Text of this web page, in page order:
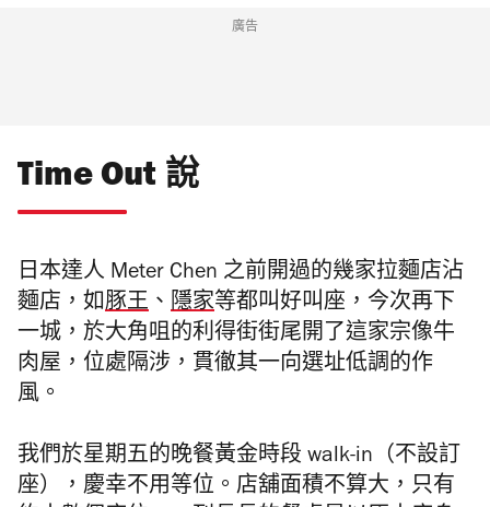
廣告
Time Out 說
日本達人 Meter Chen 之前開過的幾家拉麵店沾
麵店，如豚王 、 隱家等都叫好叫座，今次再下
一城，於大角咀的利得街街尾開了這家宗像牛
肉屋，位處隔涉，貫徹其一向選址低調的作
風。
我們於星期五的晚餐黃金時段 walk-in （不設訂
座），慶幸不用等位。店舖面積不算大，只有